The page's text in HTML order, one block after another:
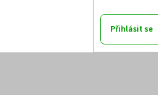
Přihlásit se